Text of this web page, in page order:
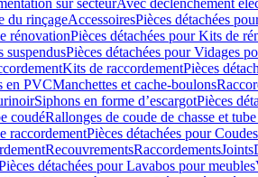
sur secteurAvec déclenchement
du rinçageAccessoiresPièces détachées
rénovationPièces détachées pour Kits de
suspendusPièces détachées pour Vidages
Kits de raccordementPièces
en PVCManchettes et cache-boulons
Siphons en forme d’escargotPièces
coudéRallonges de coude de chasse et
raccordementPièces détachées pour
RecouvrementsRaccordementsJoints
détachées pour Lavabos pour meubles